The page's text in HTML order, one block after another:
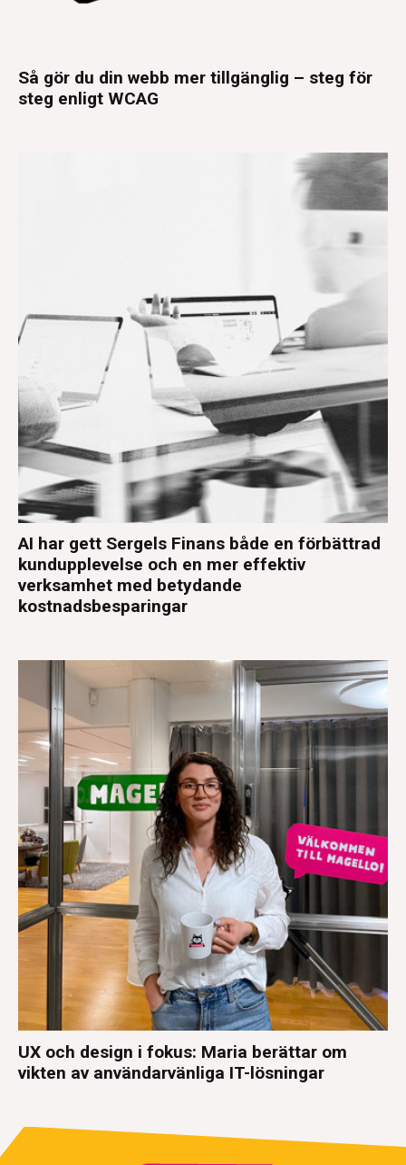
Så gör du din webb mer tillgänglig – steg för
steg enligt WCAG
AI har gett Sergels Finans både en förbättrad
kundupplevelse och en mer effektiv
verksamhet med betydande
kostnadsbesparingar
UX och design i fokus: Maria berättar om
vikten av användarvänliga IT-lösningar